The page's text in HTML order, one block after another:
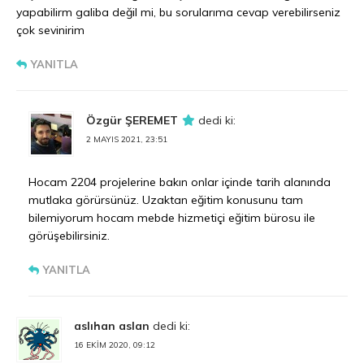
yapabilirm galiba değil mi, bu sorularıma cevap verebilirseniz
çok sevinirim
YANITLA
Özgür ŞEREMET dedi ki:
2 MAYIS 2021, 23:51
Hocam 2204 projelerine bakın onlar içinde tarih alanında
mutlaka görürsünüz. Uzaktan eğitim konusunu tam
bilemiyorum hocam mebde hizmetiçi eğitim bürosu ile
görüşebilirsiniz.
YANITLA
aslıhan aslan dedi ki:
16 EKIM 2020, 09:12